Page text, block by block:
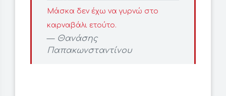
Μάσκα δεν έχω να γυρνώ στο
καρναβάλι ετούτο.
Θανάσης
Παπακωνσταντίνου